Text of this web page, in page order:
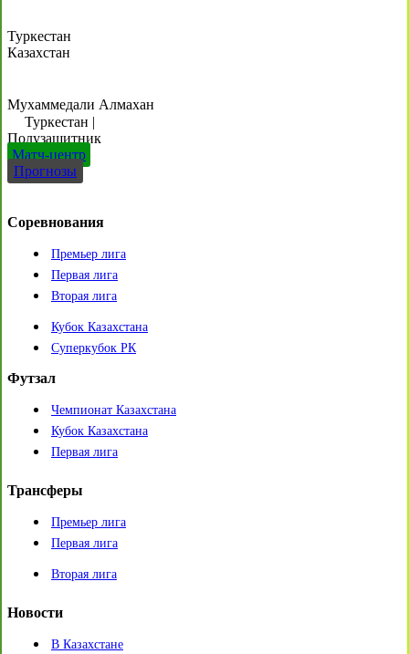
Туркестан
Казахстан
Мухаммедали Алмахан
Туркестан |
Полузащитник
Матч-центр
Прогнозы
Соревнования
Премьер лига
Первая лига
Вторая лига
Кубок Казахстана
Суперкубок РК
Футзал
Чемпионат Казахстана
Кубок Казахстана
Первая лига
Трансферы
Премьер лига
Первая лига
Вторая лига
Новости
В Казахстане